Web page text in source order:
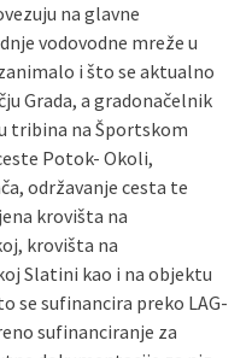
na glavne
vodovodne mreže u
i što se aktualno
Grada, a gradonačelnik
tribina na Športskom
Potok- Okoli,
održavanje cesta te
krovišta na
krovišta na
Slatini kao i na objektu
se sufinancira preko LAG-
sufinanciranje za